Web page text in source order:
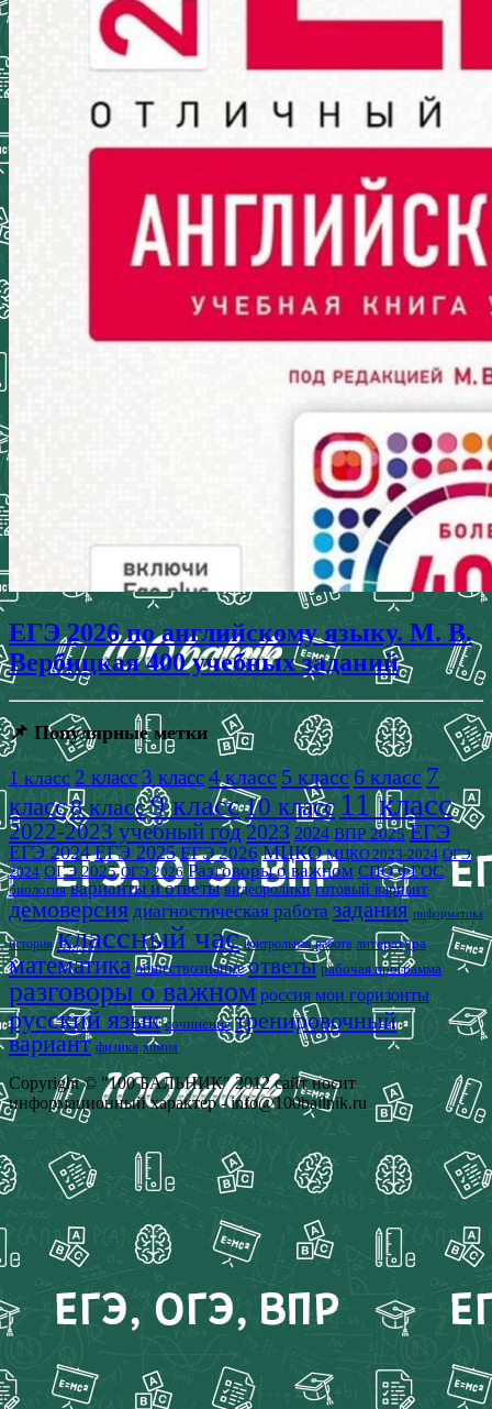
ЕГЭ 2026 по английскому языку. М. В.
Вербицкая 400 учебных заданий
📌 Популярные метки
1 класс 2 класс 3 класс4 класс 5 класс 6 класс 7
класс8 класс9 класс10 класс 11 класс
2022-2023 учебный год2023 2024 ВПР 2025 ЕГЭ
ЕГЭ 2024 ЕГЭ 2025 ЕГЭ 2026 МЦКО МЦКО 2023-2024 ОГЭ
2024 ОГЭ 2025 ОГЭ 2026 Разговоры о важном СПО ФГОС
биология варианты и ответы видеоролики готовый вариант
демоверсия диагностическая работа задания информатика
история классный час контрольная работа литература
математика обществознание ответы рабочая программа
разговоры о важном россия мои горизонты
русский язык сочинение тренировочный
вариант физика химия
Copyright © "100 БАЛЬНИК" 2012 сайт носит
информационный характер - info@100ballnik.ru